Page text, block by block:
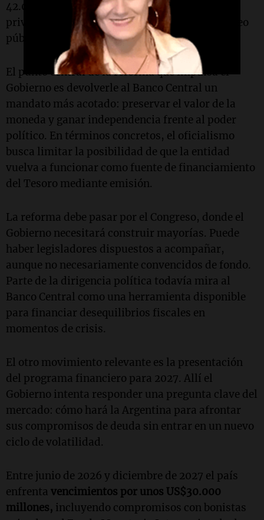
42.000%, un crecimiento muy bajo del empleo
privado registrado y un fuerte avance del empleo
público y del monotributo.
El punto central de la reforma que impulsa el
Gobierno es devolverle al Banco Central un
mandato más acotado: preservar el valor de la
moneda y ganar independencia frente al poder
político. En términos concretos, el oficialismo
busca limitar la posibilidad de que la entidad
vuelva a funcionar como fuente de financiamiento
del Tesoro mediante emisión.
La reforma debe pasar por el Congreso, donde el
Gobierno necesitará construir mayorías. Puede
haber legisladores dispuestos a acompañar,
aunque no necesariamente convencidos de fondo.
Parte de la dirigencia política todavía mira al
Banco Central como una herramienta disponible
para financiar desequilibrios fiscales en
momentos de crisis.
El otro movimiento relevante es la presentación
del programa financiero para 2027. Allí el
Gobierno intenta responder una pregunta clave del
mercado: cómo hará la Argentina para afrontar
sus compromisos de deuda sin entrar en un nuevo
ciclo de volatilidad.
Entre junio de 2026 y diciembre de 2027 el país
enfrenta vencimientos por unos US$30.000
millones, incluyendo compromisos con bonistas